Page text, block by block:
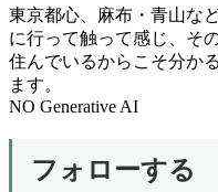
東京都心、麻布・青山な
に行って触って感じ、そ
住んでいるからこそ分か
ます。
NO Generative AI
フォローする